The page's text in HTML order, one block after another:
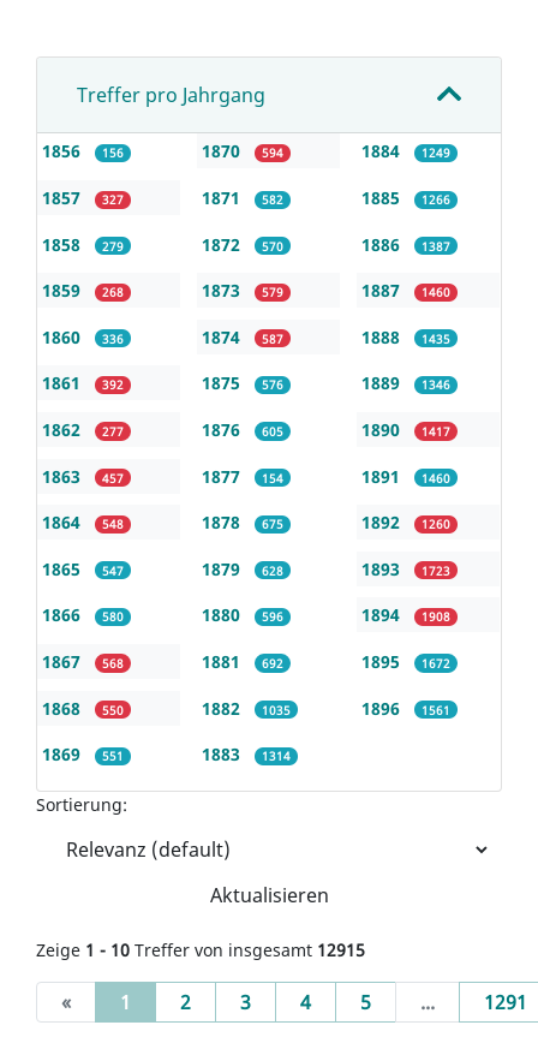
Treffer pro Jahrgang
1856 156
1857 327
1858 279
1859 268
1860 336
1861 392
1862 277
1863 457
1864 548
1865 547
1866 580
1867 568
1868 550
1869 551
1870 594
1871 582
1872 570
1873 579
1874 587
1875 576
1876 605
1877 154
1878 675
1879 628
1880 596
1881 692
1882 1035
1883 1314
1884 1249
1885 1266
1886 1387
1887 1460
1888 1435
1889 1346
1890 1417
1891 1460
1892 1260
1893 1723
1894 1908
1895 1672
1896 1561
Sortierung:
Aktualisieren
Zeige 1 - 10 Treffer von insgesamt 12915
« 1 (current)
2 3 4 5 ... 1291